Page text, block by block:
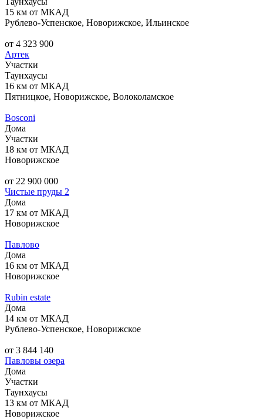
15 км от МКАД
Рублево-Успенское, Новорижское, Ильинское
от 4 323 900
Артек
Участки
Таунхаусы
16 км от МКАД
Пятницкое, Новорижское, Волоколамское
Bosconi
Дома
Участки
18 км от МКАД
Новорижское
от 22 900 000
Чистые пруды 2
Дома
17 км от МКАД
Новорижское
Павлово
Дома
16 км от МКАД
Новорижское
Rubin estate
Дома
14 км от МКАД
Рублево-Успенское, Новорижское
от 3 844 140
Павловы озера
Дома
Участки
Таунхаусы
13 км от МКАД
Новорижское